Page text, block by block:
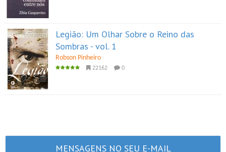
Legião: Um Olhar Sobre o Reino das
Sombras - vol. 1
Robson Pinheiro
22162 0
MENSAGENS NO SEU E-MAIL